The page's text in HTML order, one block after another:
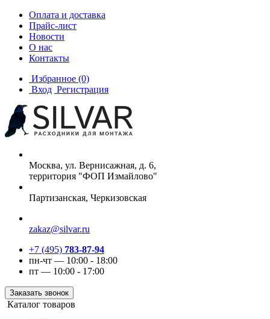
Оплата и доставка
Прайс-лист
Новости
О нас
Контакты
Избранное (0)
Вход Регистрация
Москва, ул. Вернисажная, д. 6,
территория "ФОП Измайлово"
Партизанская, Черкизовская
zakaz@silvar.ru
+7 (495) 783-87-94
пн-чт — 10:00 - 18:00
пт — 10:00 - 17:00
Заказать звонок
Каталог товаров